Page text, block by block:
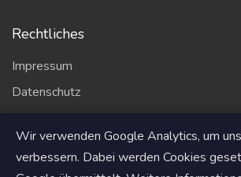
Rechtliches
Impressum
Datenschutz
Partner
Wir verwenden Google Analytics, um
verbessern. Dabei werden Cookies